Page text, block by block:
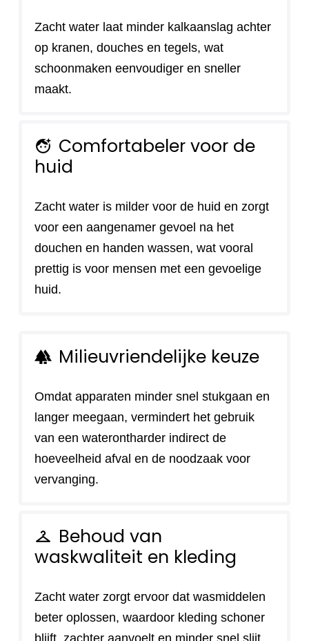
Zacht water laat minder kalkaanslag achter
op kranen, douches en tegels, wat
schoonmaken eenvoudiger en sneller
maakt.
face_retouching_natural Comfortabeler voor de
huid
Zacht water is milder voor de huid en zorgt
voor een aangenamer gevoel na het
douchen en handen wassen, wat vooral
prettig is voor mensen met een gevoelige
huid.
forest Milieuvriendelijke keuze
Omdat apparaten minder snel stukgaan en
langer meegaan, vermindert het gebruik
van een waterontharder indirect de
hoeveelheid afval en de noodzaak voor
vervanging.
checkroom Behoud van
waskwaliteit en kleding
Zacht water zorgt ervoor dat wasmiddelen
beter oplossen, waardoor kleding schoner
blijft, zachter aanvoelt en minder snel slijt.